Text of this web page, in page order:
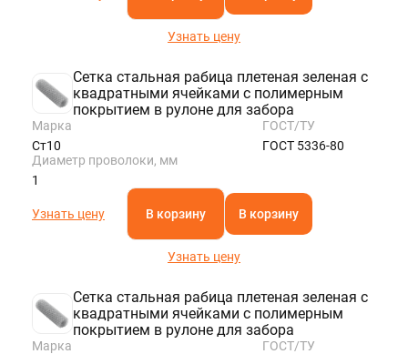
Узнать цену
Сетка стальная рабица плетеная зеленая с
квадратными ячейками с полимерным
покрытием в рулоне для забора
Марка
Ст10
ГОСТ/ТУ
ГОСТ 5336-80
Диаметр проволоки, мм
1
Узнать цену В корзину В корзину
Узнать цену
Сетка стальная рабица плетеная зеленая с
квадратными ячейками с полимерным
покрытием в рулоне для забора
Марка
ГОСТ/ТУ